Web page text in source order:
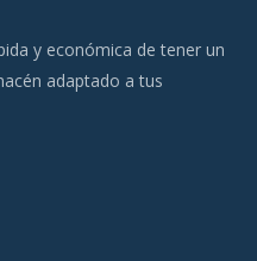
y económica de tener un
adaptado a tus